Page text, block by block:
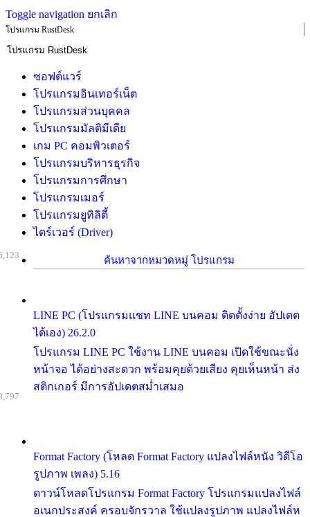
Toggle navigation ยกเลิก
โปรแกรม RustDesk
ซอฟต์แวร์
โปรแกรมอินเทอร์เน็ต
โปรแกรมส่วนบุคคล
โปรแกรมมัลติมีเดีย
เกม PC คอมพิวเตอร์
โปรแกรมบริหารธุรกิจ
โปรแกรมการศึกษา
โปรแกรมเมอร์
โปรแกรมยูทิลิตี้
ไดร์เวอร์ (Driver)
ค้นหาจากหมวดหมู่ โปรแกรม
LINE PC (โปรแกรมแชท LINE บนคอม ติดตั้งง่าย อัปเดต
ได้เอง) 26.2.0
โปรแกรม LINE PC ใช้งาน LINE บนคอม เปิดใช้ขณะนั่ง
หน้าจอ ได้อย่างสะดวก พร้อมคุยด้วยเสียง คุยเห็นหน้า ส่ง
สติกเกอร์ มีการอัปเดตสม่ำเสมอ
Format Factory (โหลด Format Factory แปลงไฟล์หนัง วิดีโอ
รูปภาพ เพลง) 5.16
ดาวน์โหลดโปรแกรม Format Factory โปรแกรมแปลงไฟล์
อเนกประสงค์ ครอบจักรวาล ใช้แปลงรูปภาพ แปลงไฟล์ห